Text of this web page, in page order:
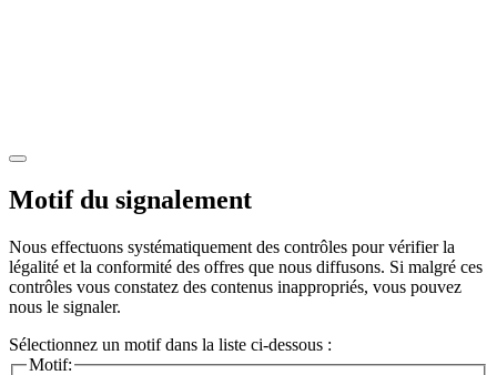
Motif du signalement
Nous effectuons systématiquement des contrôles pour vérifier la
légalité et la conformité des offres que nous diffusons. Si malgré ces
contrôles vous constatez des contenus inappropriés, vous pouvez
nous le signaler.
Sélectionnez un motif dans la liste ci-dessous :
Motif: